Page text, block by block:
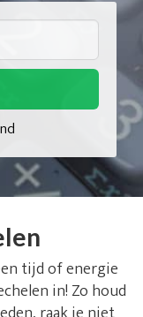
tijd of energie
in! Zo houd